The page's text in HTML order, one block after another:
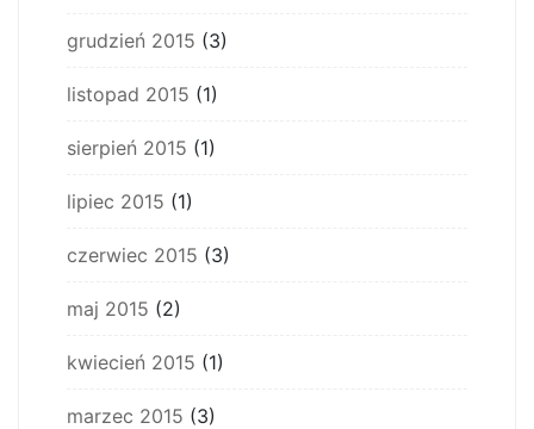
grudzień 2015 (3)
listopad 2015 (1)
sierpień 2015 (1)
lipiec 2015 (1)
czerwiec 2015 (3)
maj 2015 (2)
kwiecień 2015 (1)
marzec 2015 (3)